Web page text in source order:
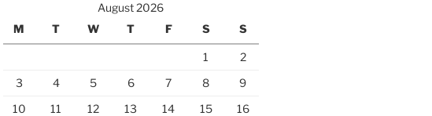
August 2026
M
T W T F S S
1
2
3
4 5 6 7 8
9
10
11 12 13 14 15
16